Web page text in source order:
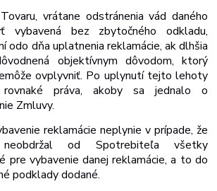
vrátane odstránenia vád daného
vybavená bez zbytočného odkladu,
odo dňa uplatnenia reklamácie, ak dlhšia
objektívnym dôvodom, ktorý
ovplyvniť. Po uplynutí tejto lehoty
práva, akoby sa jednalo o
Zmluvy.
reklamácie neplynie v prípade, že
neobdržal od Spotrebiteľa všetky
pre vybavenie danejreklamácie,a to do
podklady dodané.